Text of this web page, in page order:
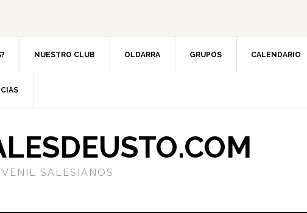
NUESTRO CLUB OLDARRA GRUPOS CALENDARIO
SALESIANOS